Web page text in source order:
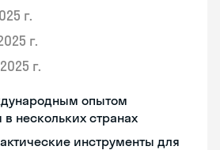
г.
г.
2025 г.
опытом
нескольких странах
инструменты для